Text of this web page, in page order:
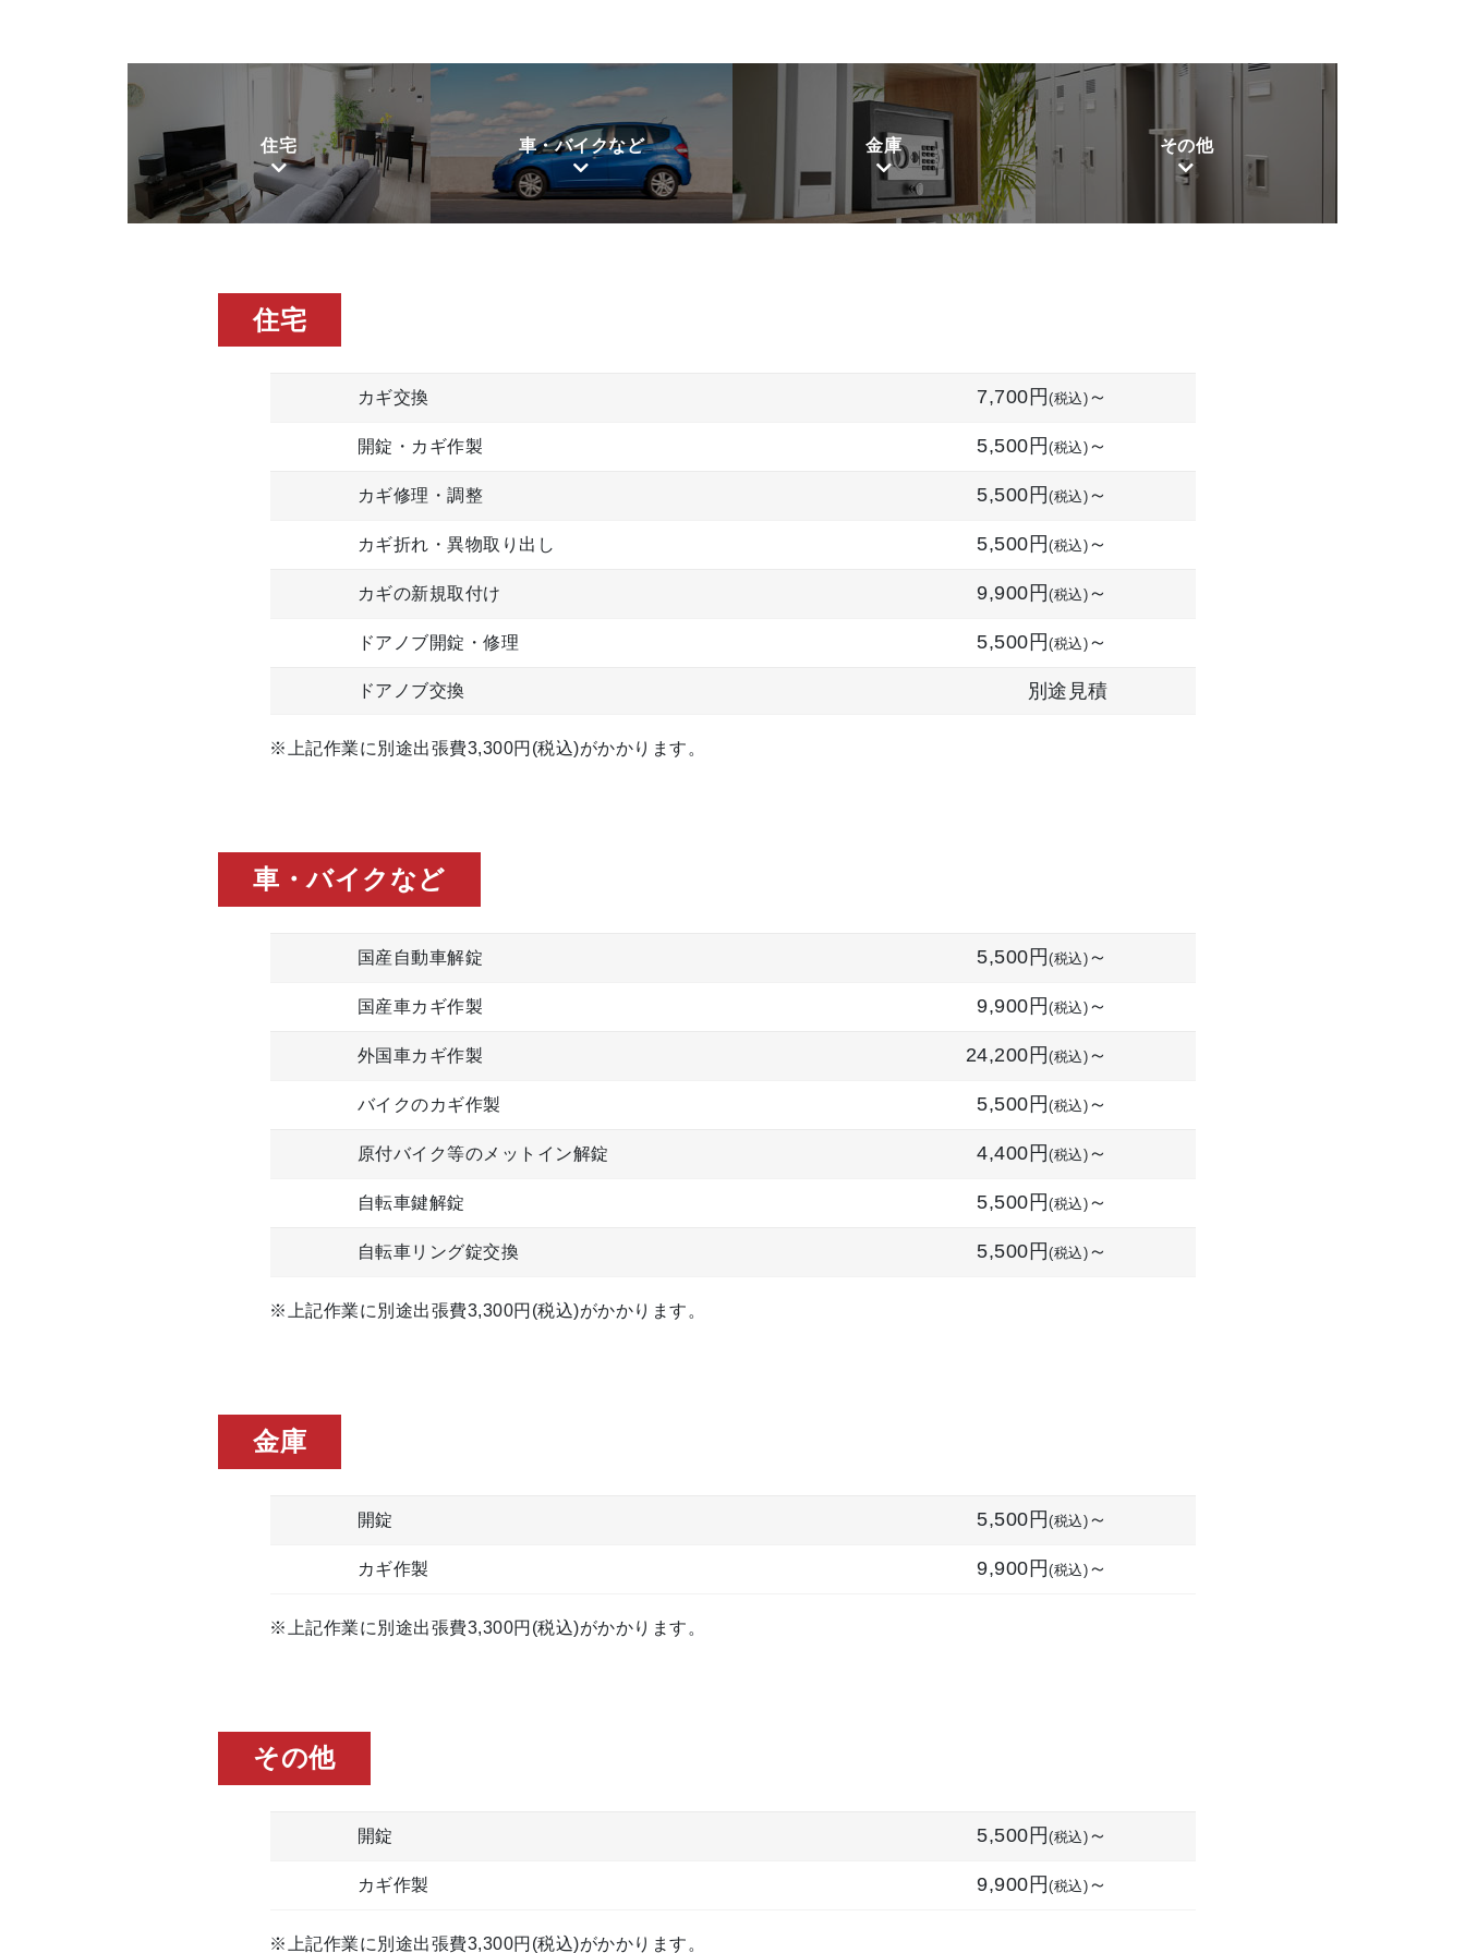
住宅 車・バイクなど 金庫 その他
住宅
カギ交換 7,700円 (税込) ～
開錠・カギ作製 5,500円 (税込) ～
カギ修理・調整 5,500円 (税込) ～
カギ折れ・異物取り出し 5,500円 (税込) ～
カギの新規取付け 9,900円 (税込) ～
ドアノブ開錠・修理 5,500円 (税込) ～
ドアノブ交換 別途見積
※上記作業に別途出張費3,300円(税込)がかかります。
車・バイクなど
国産自動車解錠 5,500円 (税込) ～
国産車カギ作製 9,900円 (税込) ～
外国車カギ作製 24,200円 (税込) ～
バイクのカギ作製 5,500円 (税込) ～
原付バイク等のメットイン解錠 4,400円 (税込) ～
自転車鍵解錠 5,500円 (税込) ～
自転車リング錠交換 5,500円 (税込) ～
※上記作業に別途出張費3,300円(税込)がかかります。
金庫
開錠 5,500円(税込) ～
カギ作製 9,900円(税込) ～
※上記作業に別途出張費3,300円(税込)がかかります。
その他
開錠 5,500円 (税込) ～
カギ作製 9,900円 (税込) ～
※上記作業に別途出張費3,300円(税込)がかかります。